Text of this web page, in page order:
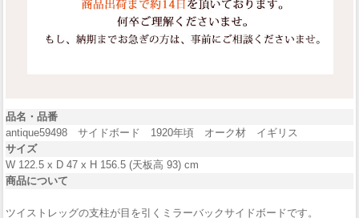
品名・品番
antique59498 サイドボード 1920年頃 オーク材 イギリス
サイズ
W 122.5 x D 47 x H 156.5 (天板高 93) cm
商品について
ツイストレッグの支柱が目を引くミラーバックサイドボードです。